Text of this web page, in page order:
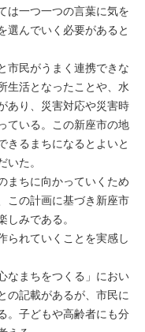
は一つ一つの言葉に気を
選んでいく必要があると
市民がうまく連携できな
生活となったことや、水
あり、災害対応や災害時
ている。この新座市の地
きるまちになるとよいと
いた。
まちに向かっていくため
この計画に基づき新座市
みである。
られていくことを実感し
なまちをつくる」におい
の記載があるが、市民に
。子どもや高齢者にも分